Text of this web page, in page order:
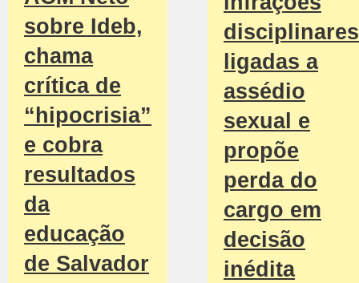
sobre Ideb,
chama
crítica de
“hipocrisia”
e cobra
resultados
da
educação
de Salvador
disciplinares
ligadas a
assédio
sexual e
propõe
perda do
cargo em
decisão
inédita